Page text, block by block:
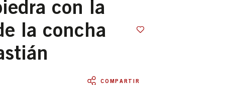
la concha
COMPARTIR